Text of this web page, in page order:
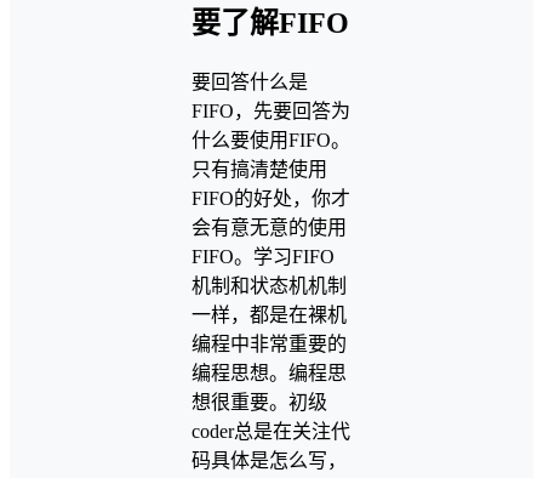
要了解FIFO
要回答什么是
FIFO，先要回答为
什么要使用FIFO。
只有搞清楚使用
FIFO的好处，你才
会有意无意的使用
FIFO。学习FIFO
机制和状态机机制
一样，都是在裸机
编程中非常重要的
编程思想。编程思
想很重要。初级
coder总是在关注代
码具体是怎么写，